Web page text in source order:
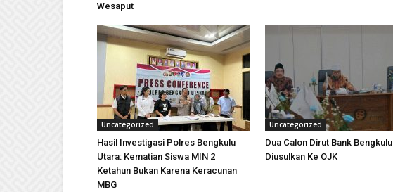
Wesaput
Uncategorized
Hasil Investigasi Polres Bengkulu
Utara: Kematian Siswa MIN 2
Ketahun Bukan Karena Keracunan
MBG
Uncategorized
Dua Calon Dirut Bank Bengkulu
Diusulkan Ke OJK